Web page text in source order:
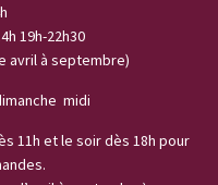
19h-22h30
avril à septembre)
midi
11h et le soir dès 18h pour